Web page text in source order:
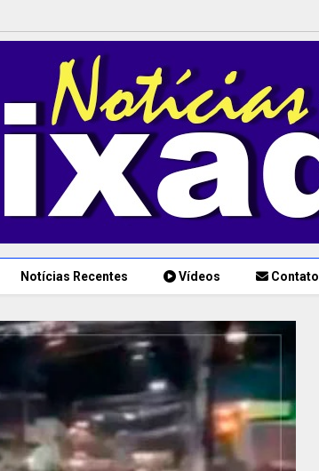
Notícias Recentes Vídeos Contato